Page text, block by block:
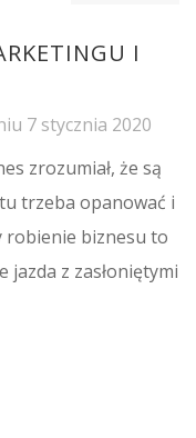
I
7 stycznia 2020
zrozumiał, że są
trzeba opanować i
robienie biznesu to
z zasłoniętymi